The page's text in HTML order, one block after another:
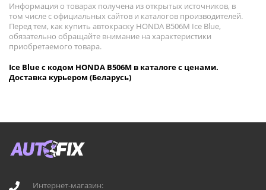
Информация о товарах получена из открытых источников, в
том числе с официальных сайтов и каталогов производителей.
Перед тем, как купить автокраску HONDA B506M Ice Blue,
обязательно обращайте внимание на характеристики
приобретаемого товара.
Ice Blue с кодом HONDA B506M в каталоге с ценами.
Доставка курьером (Беларусь)
Интернет-магазин: